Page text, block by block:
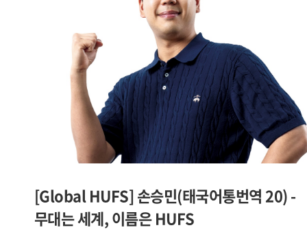
펼쳤다.특히 카드뉴스와 숏폼 영상 등 학생들의 이용 방식에
맞춘 디지털 콘텐츠를 제작 운영하며 SNS 팔로워를 16.1%
늘렸고, 콘텐츠 최고 조회수 1만7천 회를 기록하는 등 높은 홍
성과를 거뒀다.이 같은 성과를 바탕으로 제8기
진로취업지원센터 서포터즈는 지난 7월 28일
서울고용복지플러스센터 청년ON 라운지 다목적홀에서 열린
「2026년 서울 지역 대학일자리플러스센터 성과공유회」에서
심사 결과 1위를 기록하며 우수상을 수상했다.서포터즈 대표
서민성 학생(차이나데이터큐레이션전공 23)은 "학생들의
노력했다"며 "학생들과의 공감과 소통을 중심으로 한 활동이
좋은 평가를 받아 뜻깊게 생각한다"고 말했다.한편 우리 대학
대학일자리플러스본부는 이번 성과를 바탕으로 2026학년도
[Global HUFS] 손승민(태국어통번역 20) -
무대는 세계, 이름은 HUFS